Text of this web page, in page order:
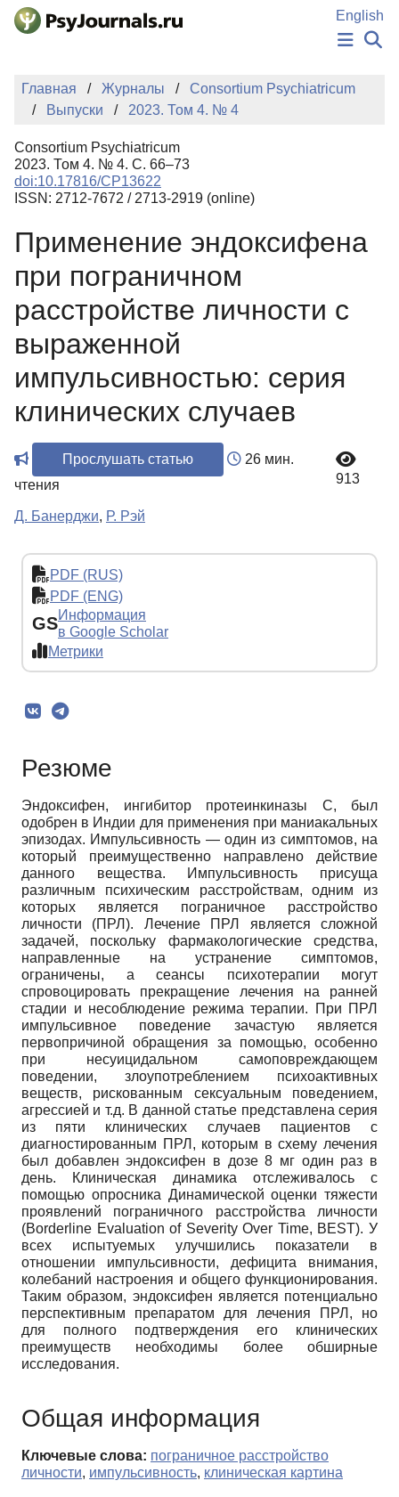
Перейти к основному содержанию
English
НОВОСТИ
ИЗДАНИЯ
ПОДАТЬ РУКОПИСЬ
БАЗА ЗНАНИЙ
КЛЮЧЕВЫЕ СЛОВА
Регистрация
Главная Журналы
Consortium Psychiatricum
Выпуски
2023. Том 4. № 4
Consortium Psychiatricum
2023. Том 4. № 4. С. 66–73
doi:10.17816/CP13622
ISSN: 2712-7672 / 2713-2919 (online)
Применение эндоксифена
при пограничном
расстройстве личности с
выраженной
импульсивностью: серия
клинических случаев
Прослушать статью
26 мин.
чтения
913
Д. Банерджи, Р. Рэй
PDF (RUS)
PDF (ENG)
GSИнформация
в Google Scholar
Метрики
Резюме
Эндоксифен, ингибитор протеинкиназы С, был
одобрен в Индии для применения при маниакальных
эпизодах. Импульсивность — один из симптомов, на
который преимущественно направлено действие
данного вещества. Импульсивность присуща
различным психическим расстройствам, одним из
которых является пограничное расстройство
личности (ПРЛ). Лечение ПРЛ является сложной
задачей, поскольку фармакологические средства,
направленные на устранение симптомов,
ограничены, а сеансы психотерапии могут
спровоцировать прекращение лечения на ранней
стадии и несоблюдение режима терапии. При ПРЛ
импульсивное поведение зачастую является
первопричиной обращения за помощью, особенно
при несуицидальном самоповреждающем
поведении, злоупотреблением психоактивных
веществ, рискованным сексуальным поведением,
агрессией и т.д. В данной статье представлена серия
из пяти клинических случаев пациентов с
диагностированным ПРЛ, которым в схему лечения
был добавлен эндоксифен в дозе 8 мг один раз в
день. Клиническая динамика отслеживалось с
помощью опросника Динамической оценки тяжести
проявлений пограничного расстройства личности
(Borderline Evaluation of Severity Over Time, BEST). У
всех испытуемых улучшились показатели в
отношении импульсивности, дефицита внимания,
колебаний настроения и общего функционирования.
Таким образом, эндоксифен является потенциально
перспективным препаратом для лечения ПРЛ, но
для полного подтверждения его клинических
преимуществ необходимы более обширные
исследования.
Общая информация
Ключевые слова: пограничное расстройство
личности, импульсивность, клиническая картина